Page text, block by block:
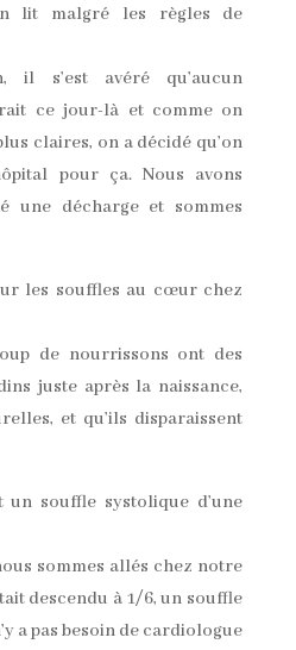
lit malgré les règles de
il s’est avéré qu’aucun
ce jour-là et comme on
claires, on a décidé qu’on
pour ça. Nous avons
une décharge et sommes
les souffles au cœur chez
de nourrissons ont des
juste après la naissance,
et qu’ils disparaissent
un souffle systolique d’une
sommes allés chez notre
descendu à 1/6, un souffle
a pas besoin de cardiologue